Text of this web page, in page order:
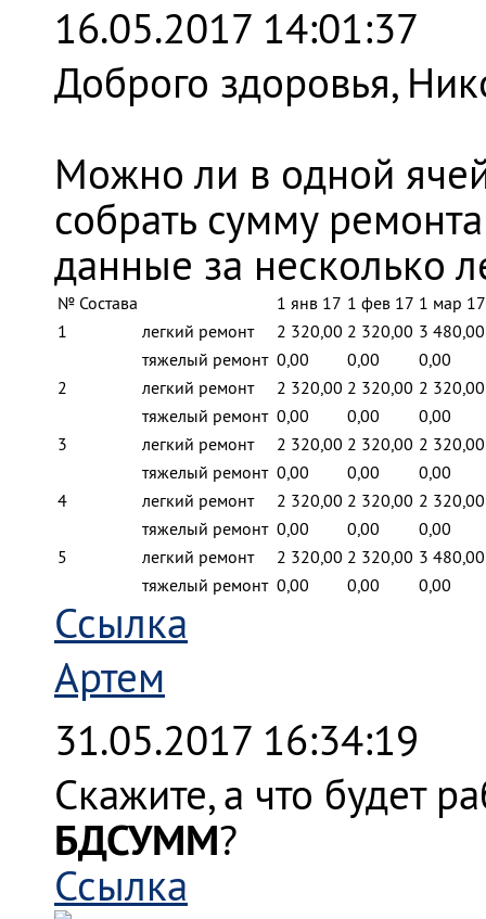
16.05.2017 14:01:37
Доброго здоровья,
Можно ли в одной
собрать сумму
данные за несколько
№ Состава 1 янв 17 1 фев 17 1 мар 17
1
легкий ремонт 2 320,00 2 320,00 3 480,00
тяжелый ремонт 0,00 0,00
0,00
2
легкий ремонт 2 320,00 2 320,00 2 320,00
тяжелый ремонт 0,00 0,00
0,00
3
легкий ремонт 2 320,00 2 320,00 2 320,00
тяжелый ремонт 0,00 0,00
0,00
4
легкий ремонт 2 320,00 2 320,00 2 320,00
тяжелый ремонт 0,00 0,00
0,00
5
легкий ремонт 2 320,00 2 320,00 3 480,00
тяжелый ремонт 0,00 0,00 0,00
Ссылка
Артем
31.05.2017 16:34:19
Скажите, а что будет
БДСУММ?
Ссылка